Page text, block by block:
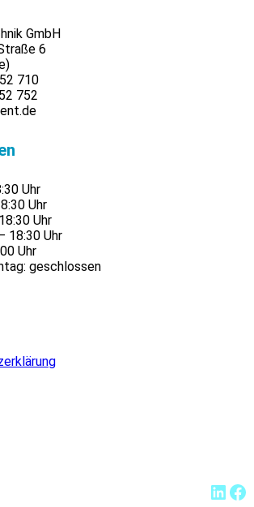
GmbH
6
710
752
Uhr
Uhr
Uhr
18:30 Uhr
Uhr
geschlossen